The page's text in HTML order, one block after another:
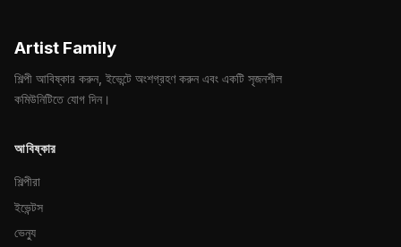
Artist Family
শিল্পী আবিষ্কার করুন, ইভেন্টে অংশগ্রহণ করুন এবং একটি সৃজনশীল
কমিউনিটিতে যোগ দিন।
আবিষ্কার
শিল্পীরা
ইভেন্টস
ভেন্যু